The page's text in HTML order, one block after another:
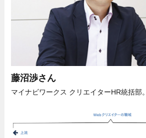
藤沼渉さん
マイナビワークス クリエイターHR統括部。